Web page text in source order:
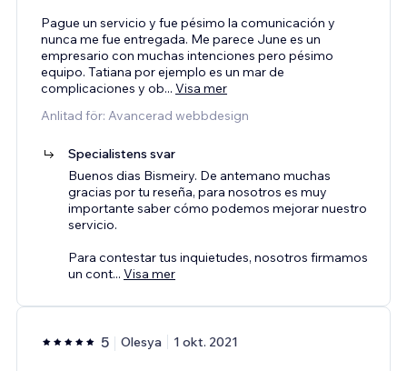
Pague un servicio y fue pésimo la comunicación y
nunca me fue entregada. Me parece June es un
empresario con muchas intenciones pero pésimo
equipo. Tatiana por ejemplo es un mar de
complicaciones y ob... Visa mer
Anlitad för: Avancerad webbdesign
Specialistens svar
Buenos dias Bismeiry. De antemano muchas
gracias por tu reseña, para nosotros es muy
importante saber cómo podemos mejorar nuestro
servicio.
Para contestar tus inquietudes, nosotros firmamos
un cont... Visa mer
5 Olesya 1 okt. 2021